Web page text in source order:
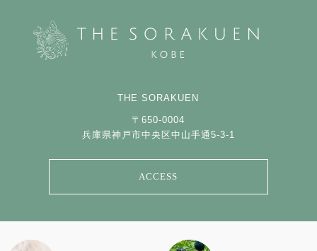
THE SORAKUEN
〒650-0004
兵庫県神戸市中央区中山手通5-3-1
ACCESS